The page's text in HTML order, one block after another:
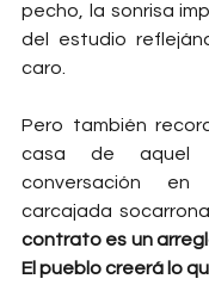
pecho, la sonrisa
del estudio
caro.
Pero también
casa de aquel
conversación
carcajada
contrato es un
El pueblo creerá lo